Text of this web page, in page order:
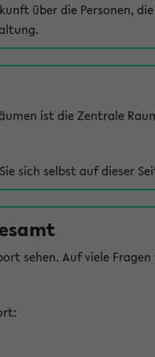
über die Personen,
ist die Zentrale
sich selbst auf dieser
sehen. Auf viele